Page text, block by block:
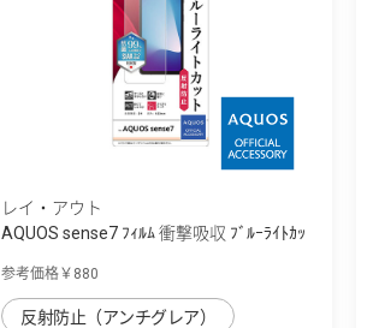
レイ・アウト
AQUOS sense7 ﾌｨﾙﾑ 衝撃吸収 ﾌﾞﾙｰﾗｲﾄｶｯ
参考価格￥880
反射防止（アンチグレア）